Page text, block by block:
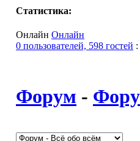
Статистика:
Онлайн Онлайн
0 пользователей, 598 гостей :
Форум -